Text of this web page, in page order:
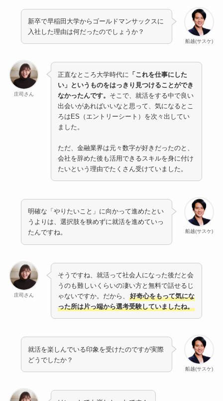
船越(サスケ)
新卒で早稲田大学からゴールドマンサックスに
入社した理由は何だったのでしょうか？
庄司さん
正直なところ大学時代に 「これを仕事にした
い」というものをはっきり見つけることができ
なかったんです。 そこで、就活をする中で良い
出会いがあればいいなと思って、気になるとこ
ろはES（エントリーシート）を次々出してい
ました。
ただ、金融業界は元々数字が好きだったのと、
会社を辞めた後も活用できるスキルを身に付け
たいという理由でたくさん受けていました。
船越(サスケ)
明確な「やりたいこと」に向かって進めたとい
うよりは、選択肢を狭めずに就活を進めていっ
たんですね。
庄司さん
そうですね、就活って社会人になった後だと会
うのも難しいくらいの凄い方と無料で話せるじ
ゃないですか。だから、好奇心をもって気にな
った所は片っ端から選考受験していましたね。
船越(サスケ)
就活を楽しんでいる印象を受けたのですが実際
どうでしたか？